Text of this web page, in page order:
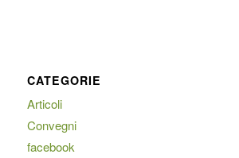
CATEGORIE
Articoli
Convegni
facebook